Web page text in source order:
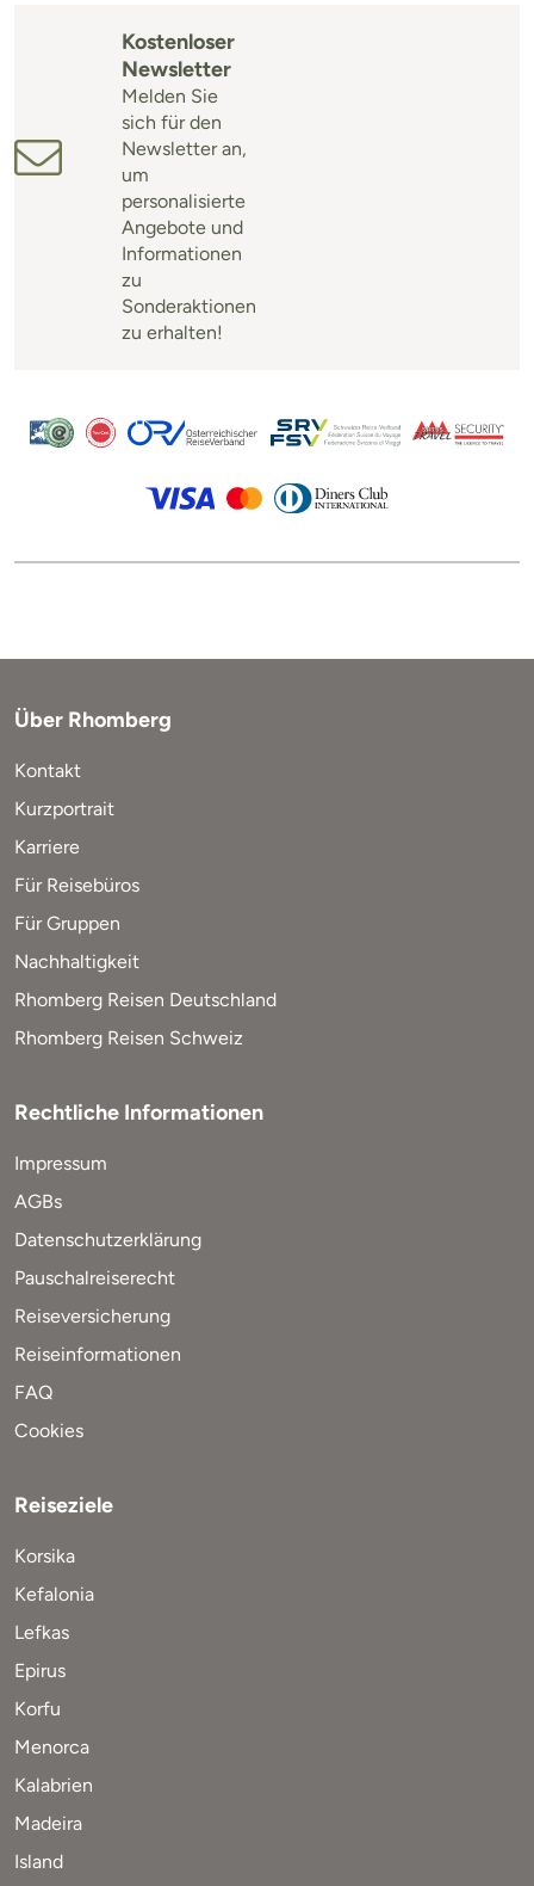
Kostenloser
Newsletter
Melden Sie
sich für den
Newsletter an,
um
personalisierte
Angebote und
Informationen
zu
Sonderaktionen
zu erhalten!
Über Rhomberg
Kontakt
Kurzportrait
Karriere
Für Reisebüros
Für Gruppen
Nachhaltigkeit
Rhomberg Reisen Deutschland
Rhomberg Reisen Schweiz
Rechtliche Informationen
Impressum
AGBs
Datenschutzerklärung
Pauschalreiserecht
Reiseversicherung
Reiseinformationen
FAQ
Cookies
Reiseziele
Korsika
Kefalonia
Lefkas
Epirus
Korfu
Menorca
Kalabrien
Madeira
Island